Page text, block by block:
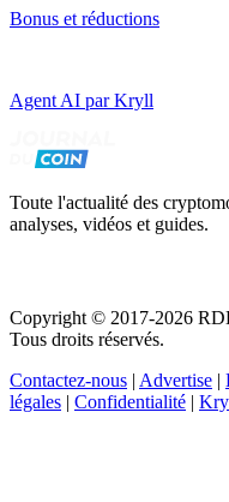
Bonus et réductions
Agent AI par Kryll
Toute l'actualité des
analyses, vidéos et guides.
Copyright © 2017-2026
Tous droits réservés.
Contactez-nous | Advertise |
légales | Confidentialité |